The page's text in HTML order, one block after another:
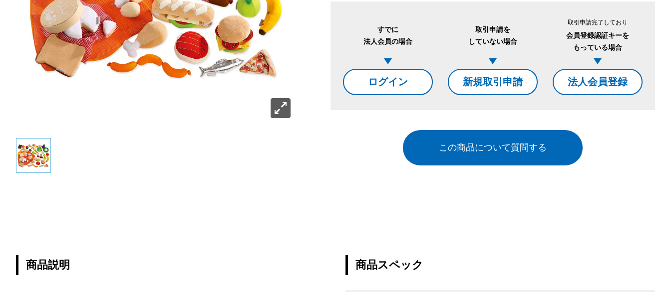
すでに
法人会員の場合
ログイン
取引申請を
していない場合
新規取引申請
取引申請完了しており
会員登録認証キーを
もっている場合
法人会員登録
この商品について質問する
商品説明 商品スペック